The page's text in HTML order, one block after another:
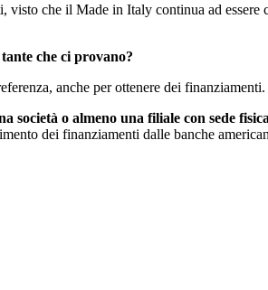
che il Made in Italy continua ad
che ci provano?
anche per ottenere dei finanziamenti.
società o almeno una filiale con sede
dei finanziamenti dalle banche